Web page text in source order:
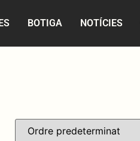
BOTIGA NOTÍCIES